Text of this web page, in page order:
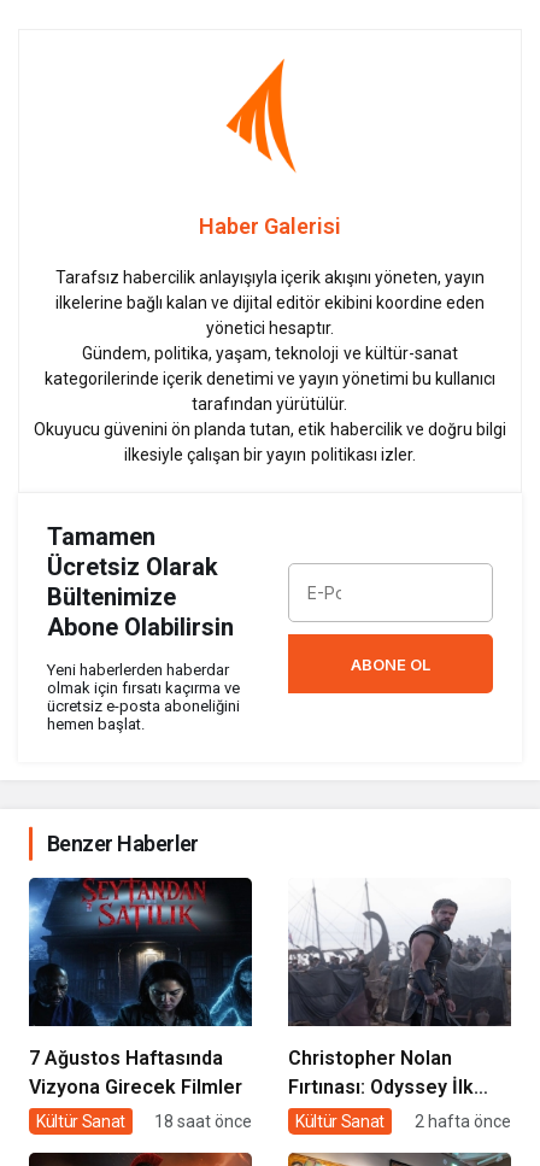
Haber Galerisi
Tarafsız habercilik anlayışıyla içerik akışını yöneten, yayın
ilkelerine bağlı kalan ve dijital editör ekibini koordine eden
yönetici hesaptır.
Gündem, politika, yaşam, teknoloji ve kültür-sanat
kategorilerinde içerik denetimi ve yayın yönetimi bu kullanıcı
tarafından yürütülür.
Okuyucu güvenini ön planda tutan, etik habercilik ve doğru bilgi
ilkesiyle çalışan bir yayın politikası izler.
Tamamen
Ücretsiz Olarak
Bültenimize
Abone Olabilirsin
Yeni haberlerden haberdar
olmak için fırsatı kaçırma ve
ücretsiz e-posta aboneliğini
hemen başlat.
ABONE OL
Benzer Haberler
7 Ağustos Haftasında
Vizyona Girecek Filmler
Kültür Sanat 18 saat önce
Christopher Nolan
Fırtınası: Odyssey İlk
Hafta Sonunda Gişeyi
Kültür Sanat 2 hafta önce